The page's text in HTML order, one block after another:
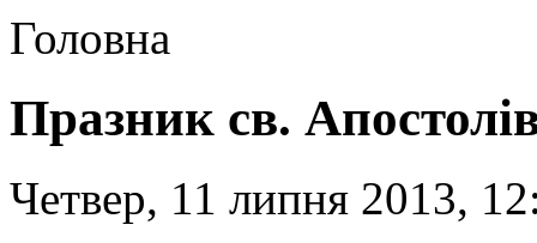
Головна
Празник св.
Четвер, 11 липня 2013,